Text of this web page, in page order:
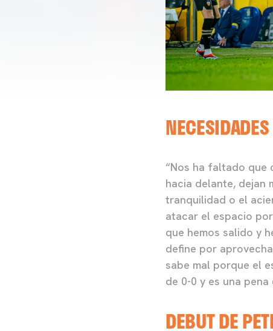
“Nos ha faltado que
hacia delante, dejan
tranquilidad o el
atacar el espacio
que hemos salido y
define por
sabe mal porque el
de 0-0 y es una
DEBUT DE